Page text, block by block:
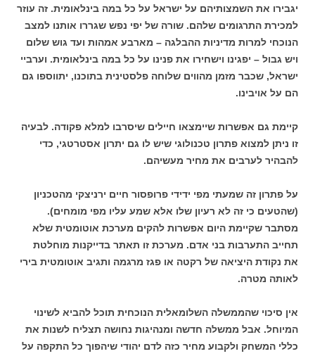
יגבירו את השמצותיהם על ישראל על כל במה בינלאומית. זה עוזר
למכירת התרגומים שלהם. שורה של יפי נפש שגררו אותנו למצב
הנוכחי למרות מדיניות ההבלגה – מארבע אמהות ועד גוש שלום
ויש גבול – יפגינו וישחירו את פנינו על כל במה בינלאומית. וערביי
ישראל, שכבר מזמן מהווים שלוחה פלסטינית בתוכנו, יתווספו גם
הם על אויבינו.
קיימת גם אפשרות שיימצאו חיילים שיסרבו למלא פקודה. לבעיה
זו ניתן למצוא פתרון טכנולוגי שיש לו גם יתרון אסטרטגי, כדי
להבהיר לערבים את מחיר מעשיהם.
על פתרון זה שמעתי מפי ידידי פרופסור חיים ירניצקי מהטכניון
(שהטעים כי זה לא רעיון שלו אלא שמע עליו מפי מומחים).
מסתבר שקיימת היום אפשרות להקים מערכת אוטומטית שלא
תחייב התערבות בני אדם. מערכת זו תאתר בדייקנות מוחלטת
את נקודת היציאה של רקטה או פגז מרגמה ותגיב אוטומטית בירי
לאותה מטרה.
אין סיכוי שהממשלה השלומאלית הנוכחית תוכל להביא לשינוי
המיוחל. אבל ממשלה חדשה ומנהיגות נחושה תצליח לשנות את
כללי המשחק ולקבוע מחיר כזה לדם יהודי שיהפוך כל התקפה על